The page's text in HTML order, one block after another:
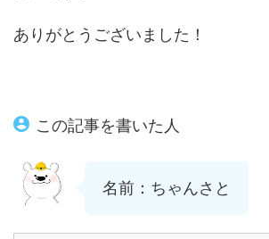
ありがとうございました！
この記事を書いた人
名前：ちゃんさと